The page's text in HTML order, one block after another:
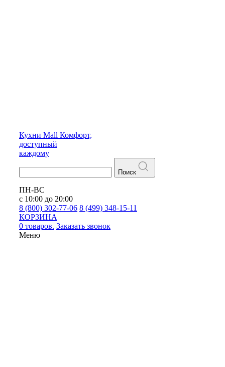
Кухни Mall Комфорт,
доступный
каждому
Поиск
ПН-ВС
с 10:00 до 20:00
8 (800) 302-77-06 8 (499) 348-15-11
КОРЗИНА
0 товаров. Заказать звонок
Меню